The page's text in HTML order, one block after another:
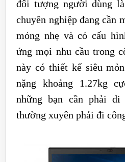
đối tượng người dùng
chuyên nghiệp đang cần
mỏng nhẹ và có cấu
ứng mọi nhu cầu trong
này có thiết kế siêu
nặng khoảng 1.27kg
những bạn cần phải di
thường xuyên phải đi